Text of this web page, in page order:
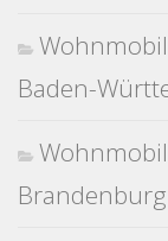
Baden-
Brandenburg